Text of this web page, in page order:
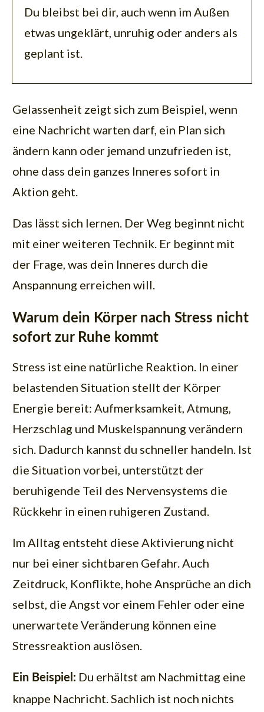
Du bleibst bei dir, auch wenn im Außen
etwas ungeklärt, unruhig oder anders als
geplant ist.
Gelassenheit zeigt sich zum Beispiel, wenn
eine Nachricht warten darf, ein Plan sich
ändern kann oder jemand unzufrieden ist,
ohne dass dein ganzes Inneres sofort in
Aktion geht.
Das lässt sich lernen. Der Weg beginnt nicht
mit einer weiteren Technik. Er beginnt mit
der Frage, was dein Inneres durch die
Anspannung erreichen will.
Warum dein Körper nach Stress nicht
sofort zur Ruhe kommt
Stress ist eine natürliche Reaktion. In einer
belastenden Situation stellt der Körper
Energie bereit: Aufmerksamkeit, Atmung,
Herzschlag und Muskelspannung verändern
sich. Dadurch kannst du schneller handeln. Ist
die Situation vorbei, unterstützt der
beruhigende Teil des Nervensystems die
Rückkehr in einen ruhigeren Zustand.
Im Alltag entsteht diese Aktivierung nicht
nur bei einer sichtbaren Gefahr. Auch
Zeitdruck, Konflikte, hohe Ansprüche an dich
selbst, die Angst vor einem Fehler oder eine
unerwartete Veränderung können eine
Stressreaktion auslösen.
Ein Beispiel: Du erhältst am Nachmittag eine
knappe Nachricht. Sachlich ist noch nichts